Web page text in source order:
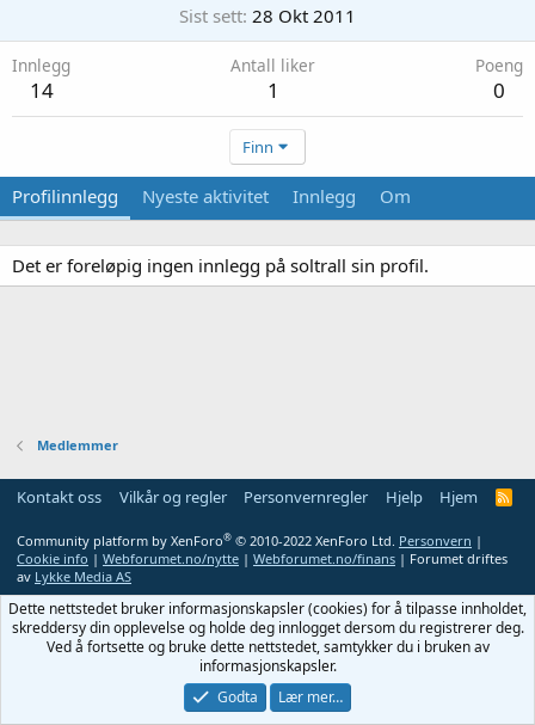
Sist sett 28 Okt 2011
Innlegg
14
Antall liker
1
Poeng
0
Finn
Profilinnlegg Nyeste aktivitet Innlegg Om
Det er foreløpig ingen innlegg på soltrall sin profil.
Medlemmer
Kontakt oss Vilkår og regler Personvernregler Hjelp Hjem
R
Community platform by XenForo® © 2010-2022 XenForo Ltd. Personvern |
Cookie info | Webforumet.no/nytte | Webforumet.no/finans | Forumet driftes
av Lykke Media AS
Dette nettstedet bruker informasjonskapsler (cookies) for å tilpasse innholdet,
skreddersy din opplevelse og holde deg innlogget dersom du registrerer deg.
Ved å fortsette og bruke dette nettstedet, samtykker du i bruken av
informasjonskapsler.
Godta
Lær mer…